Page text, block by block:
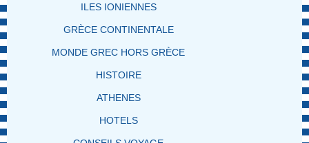
ILES IONIENNES
GRÈCE CONTINENTALE
MONDE GREC HORS GRÈCE
HISTOIRE
ATHENES
HOTELS